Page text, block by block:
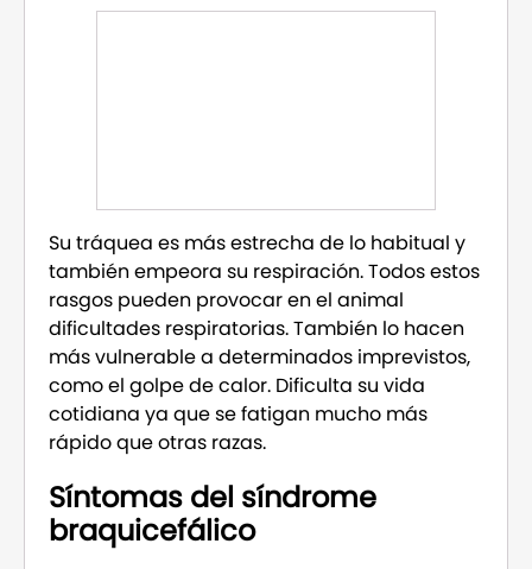
Su tráquea es más estrecha de lo habitual y
también empeora su respiración. Todos estos
rasgos pueden provocar en el animal
dificultades respiratorias. También lo hacen
más vulnerable a determinados imprevistos,
como el golpe de calor. Dificulta su vida
cotidiana ya que se fatigan mucho más
rápido que otras razas.
Síntomas del síndrome
braquicefálico